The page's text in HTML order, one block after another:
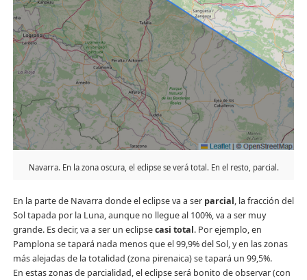
Navarra. En la zona oscura, el eclipse se verá total. En el resto, parcial.
En la parte de Navarra donde el eclipse va a ser parcial, la fracción del
Sol tapada por la Luna, aunque no llegue al 100%, va a ser muy
grande. Es decir, va a ser un eclipsecasi total. Por ejemplo, en
Pamplona se tapará nada menos que el 99,9% del Sol, y en las zonas
más alejadas de la totalidad (zona pirenaica) se tapará un 99,5%.
En estas zonas de parcialidad, el eclipse será bonito de observar (con